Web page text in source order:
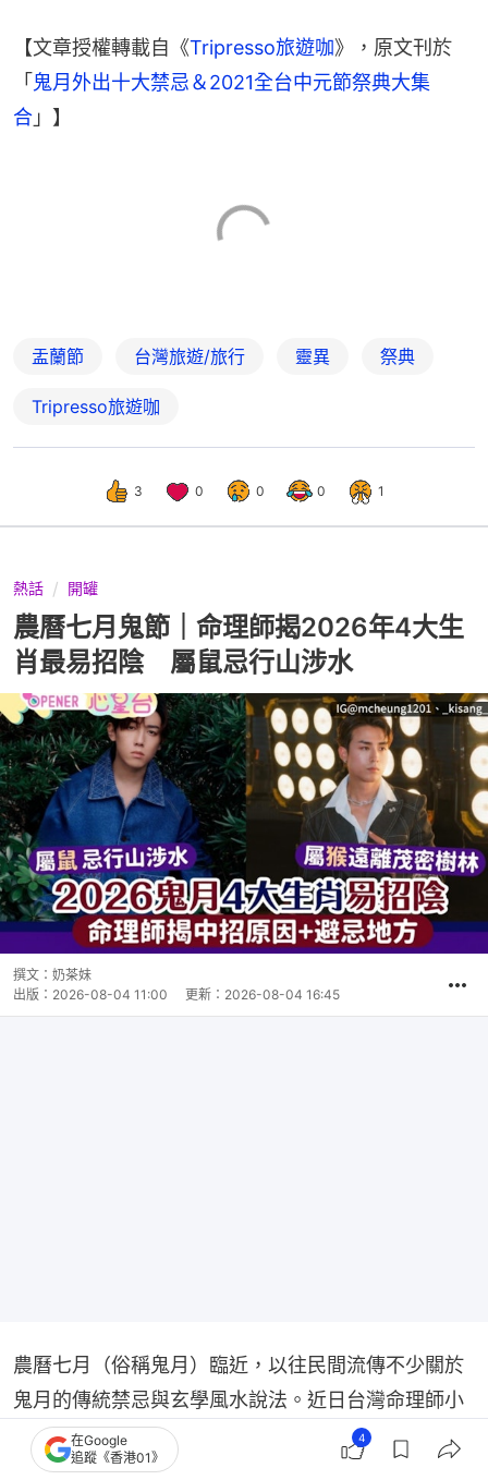
【文章授權轉載自《Tripresso旅遊咖》，原文刊於
「 鬼月外出十大禁忌＆2021全台中元節祭典大集
合 」】
盂蘭節 台灣旅遊/旅行 靈異 祭典
Tripresso旅遊咖
3 0 0 0 1
熱話 開罐
農曆七月鬼節｜命理師揭2026年4大生
肖最易招陰 屬鼠忌行山涉水
撰文： 奶茶妹
出版： 2026-08-04 11:00 更新： 2026-08-04 16:45
農曆七月（俗稱鬼月）臨近，以往民間流傳不少關於
鬼月的傳統禁忌與玄學風水說法。近日台灣命理師小
孟老師在個人Facebook專頁
「小孟老師星座塔羅牌
之清水孟」中發佈影片，提到4個生肖在鬼月期間特
在Google
追蹤《香港01》
4